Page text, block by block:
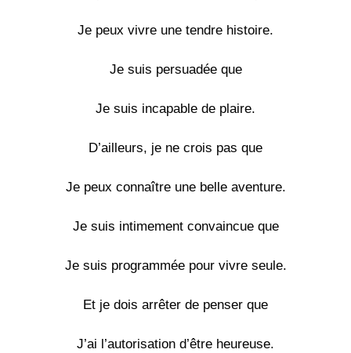
Je peux vivre une tendre histoire.
Je suis persuadée que
Je suis incapable de plaire.
D’ailleurs, je ne crois pas que
Je peux connaître une belle aventure.
Je suis intimement convaincue que
Je suis programmée pour vivre seule.
Et je dois arrêter de penser que
J’ai l’autorisation d’être heureuse.